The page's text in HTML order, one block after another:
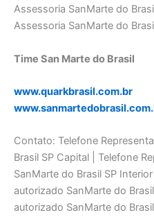
Assessoria SanMarte do
Assessoria SanMarte do Brasil
Time San Marte do Brasil
www.quarkbrasil.com.br
Contato: Telefone
Brasil SP Capital | Telefone
SanMarte do Brasil SP
autorizado SanMarte do
autorizado SanMarte do